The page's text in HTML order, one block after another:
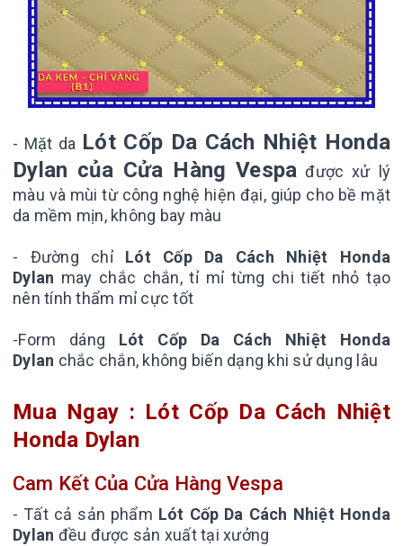
- Mặt da Lót Cốp Da Cách Nhiệt Honda
Dylan của Cửa Hàng Vespa được xử lý
màu và mùi từ công nghệ hiện đại, giúp cho bề mặt
da mềm mịn, không bay màu
- Đường chỉ Lót Cốp Da Cách Nhiệt Honda
Dylan may chắc chắn, tỉ mỉ từng chi tiết nhỏ tạo
nên tính thẩm mỉ cực tốt
-Form dáng Lót Cốp Da Cách Nhiệt Honda
Dylan chắc chắn, không biến dạng khi sử dụng lâu
Mua Ngay : Lót Cốp Da Cách Nhiệt
Honda Dylan
Cam Kết Của Cửa Hàng Vespa
- Tất cả sản phẩm Lót Cốp Da Cách Nhiệt Honda
Dylan đều được sản xuất tại xưởng